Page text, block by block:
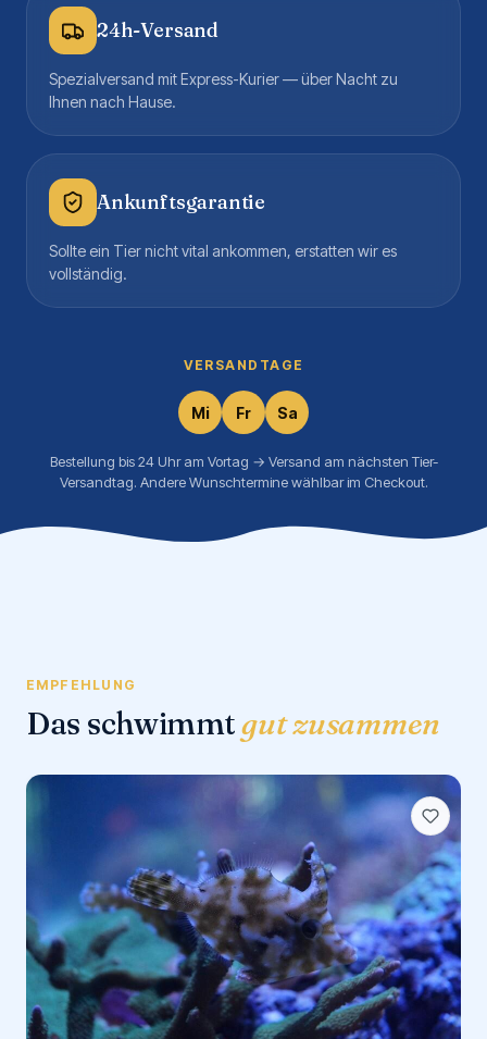
24h-Versand
Spezialversand mit Express-Kurier — über Nacht zu
Ihnen nach Hause.
Ankunftsgarantie
Sollte ein Tier nicht vital ankommen, erstatten wir es
vollständig.
VERSANDTAGE
Mi Fr Sa
Bestellung bis 24 Uhr am Vortag → Versand am nächsten Tier-
Versandtag. Andere Wunschtermine wählbar im Checkout.
EMPFEHLUNG
Das schwimmtgut zusammen